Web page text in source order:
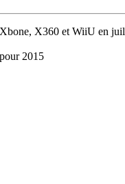
X360 et WiiU en
2015